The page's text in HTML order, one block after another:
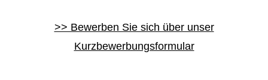
>> Bewerben Sie sich über unser
Kurzbewerbungsformular